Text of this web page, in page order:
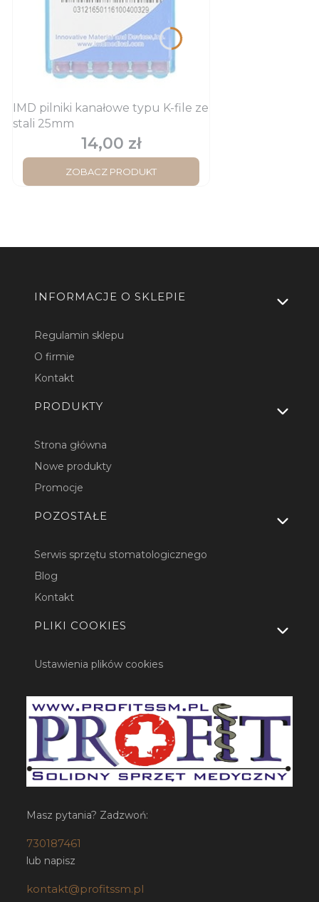
IMD pilniki kanałowe typu K-file ze
stali 25mm
Cena
14,00 zł
ZOBACZ PRODUKT
Linki w stopce
INFORMACJE O SKLEPIE
Regulamin sklepu
O firmie
Kontakt
PRODUKTY
Strona główna
Nowe produkty
Promocje
POZOSTAŁE
Serwis sprzętu stomatologicznego
Blog
Kontakt
PLIKI COOKIES
Ustawienia plików cookies
Masz pytania? Zadzwoń:
730187461
lub napisz
kontakt@profitssm.pl